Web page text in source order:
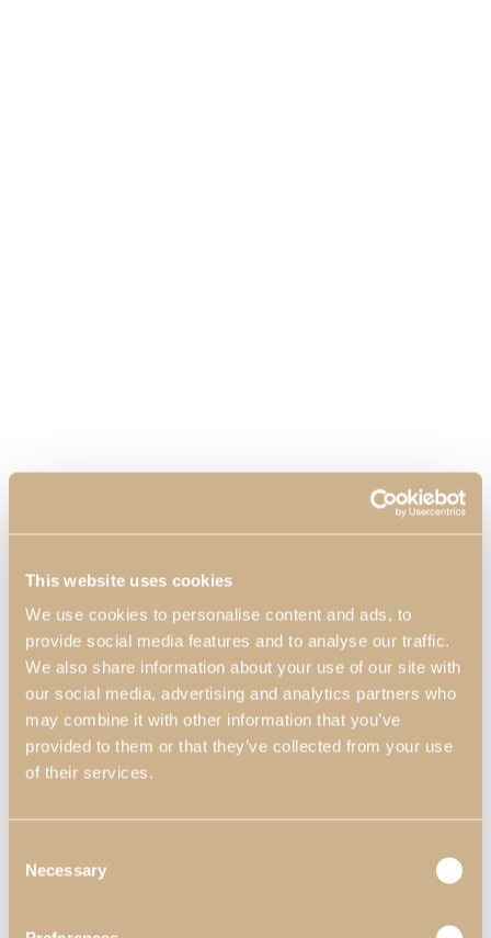
This website uses cookies
We use cookies to personalise content and ads, to
provide social media features and to analyse our traffic.
We also share information about your use of our site with
our social media, advertising and analytics partners who
may combine it with other information that you’ve
provided to them or that they’ve collected from your use
of their services.
Selection
Necessary